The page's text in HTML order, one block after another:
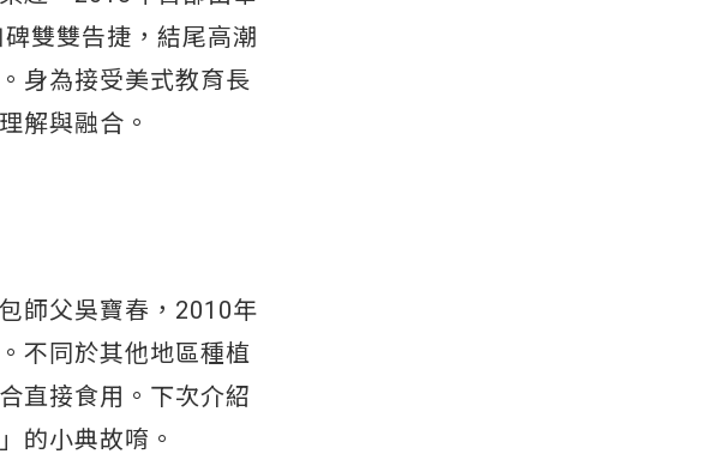
雙雙告捷，結尾高潮
身為接受美式教育長
解與融合。
師父吳寶春，2010年
不同於其他地區種植
直接食用。下次介紹
的小典故唷。